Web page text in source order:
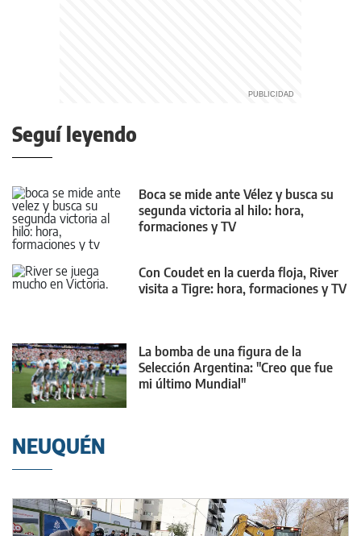
Seguí leyendo
Boca se mide ante Vélez y busca su
segunda victoria al hilo: hora,
formaciones y TV
Con Coudet en la cuerda floja, River
visita a Tigre: hora, formaciones y TV
La bomba de una figura de la
Selección Argentina: "Creo que fue
mi último Mundial"
NEUQUÉN